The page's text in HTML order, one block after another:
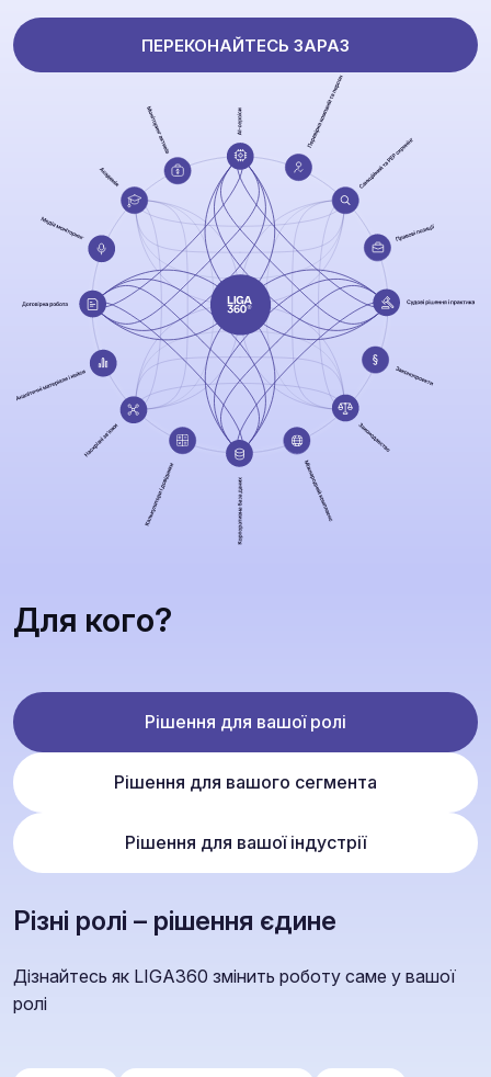
ПЕРЕКОНАЙТЕСЬ ЗАРАЗ
Для кого?
Рішення для вашої ролі
Рішення для вашого сегмента
Рішення для вашої індустрії
Різні ролі – рішення єдине
Дізнайтесь як LIGA360 змінить роботу саме у вашої
ролі